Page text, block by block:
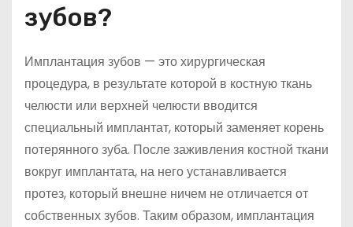
зубов?
Имплантация зубов — это хирургическая
процедура, в результате которой в костную ткань
челюсти или верхней челюсти вводится
специальный имплантат, который заменяет корень
потерянного зуба. После заживления костной ткани
вокруг имплантата, на него устанавливается
протез, который внешне ничем не отличается от
собственных зубов. Таким образом, имплантация